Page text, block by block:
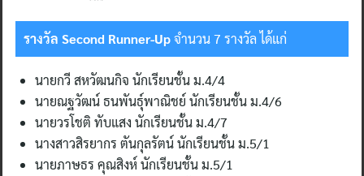
รางวัล Second Runner-Upจำนวน 7 รางวัล ได้แก่
นายกวี สหวัฒนกิจ นักเรียนชั้น ม.4/4
นายณฐวัฒน์ ธนพันธุ์พาณิชย์ นักเรียนชั้น ม.4/6
นายวรโชติ ทับแสง นักเรียนชั้น ม.4/7
นางสาวสิรยากร ตันกุลรัตน์ นักเรียนชั้น ม.5/1
นายภาษธร คุณสิงห์ นักเรียนชั้น ม.5/1